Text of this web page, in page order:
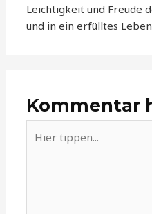
Leichtigkeit und Freude
und in ein erfülltes
Kommentar
tippen...